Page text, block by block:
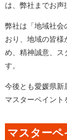
は、弊社までお声
弊社は「地域社会
おり、地域の皆様
め、精神誠意、ス
す。
今後とも愛媛県新
マスターペイント
マスターペ